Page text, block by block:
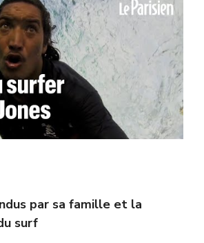
par sa famille et la
surf